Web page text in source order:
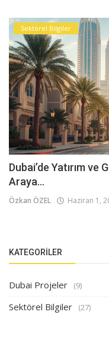
Sektörel Bilgiler
Dubai’de Yatırım
Araya...
Özkan ÖZEL Haziran 1,
KATEGORILER
Dubai Projeler (9)
Sektörel Bilgiler (27)